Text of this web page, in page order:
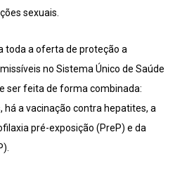
sexuais.
toda a oferta de proteção a
no Sistema Único de Saúde
ser feita de forma combinada:
há a vacinação contra hepatites, a
pré-exposição (PreP) e da